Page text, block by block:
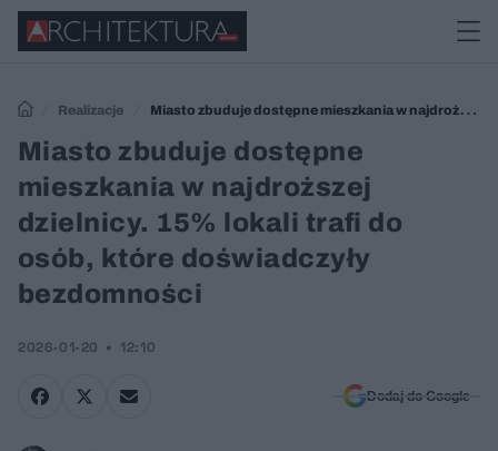
Realizacje
Miasto zbuduje dostępne mieszkania w najdroższej
dzielnicy. 15% lokali trafi do osób, które doświadczyły bezdomności
Miasto zbuduje dostępne
mieszkania w najdroższej
dzielnicy. 15% lokali trafi do
osób, które doświadczyły
bezdomności
2026-01-20 12:10
Dodaj do Google